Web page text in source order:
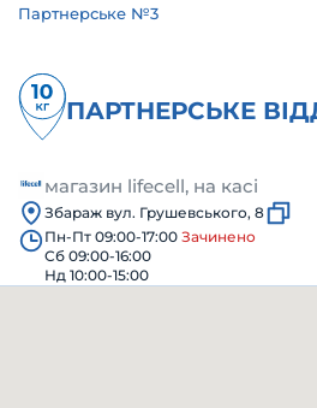
Партнерське №3
ПАРТНЕРСЬКЕ
магазин lifecell, на касі
Збараж вул. Грушевського, 8
Пн-Пт 09:00-17:00 Зачинено
Сб 09:00-16:00
Нд 10:00-15:00